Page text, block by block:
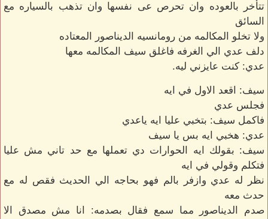
تتأخر بالعوده وان تحرص عى نفسها وان تذهب بالسياره مع
السائق
ولا تخلو المكالمه من رومانسيه الديناصور المعتاده
دلف عدي الي الغرفه فاغلق سيف المكالمه معها
عدي: كنت عايزني ليه.
سيف: اقعد الاول في ايه
فجلس عدي
فاكمل سيف: بتخبي عليا ايه ياعدي
عدي: هخبي ايه بس يا سيف
سيف: بقولك ايه الحوارات دي تعملها مع حد تاني مش عليا
فتكلم وقولي في ايه
نظر له عدي وازفر بالم فهو بحاجه الي الحديث فقص له مع
حدث معه
صدم الديناصور مما سمع فقال بصدمه: انا مش مصدق الا